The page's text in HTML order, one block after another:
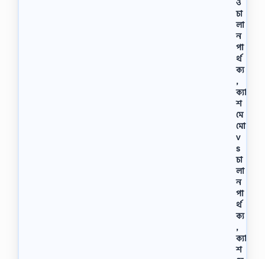
চা
লা
ন
পা
র্থ
ক্য
,
ক্যা
শ
মে
মো
v
s
চা
লা
ন
পা
র্থ
ক্য
,
ক্যা
শ